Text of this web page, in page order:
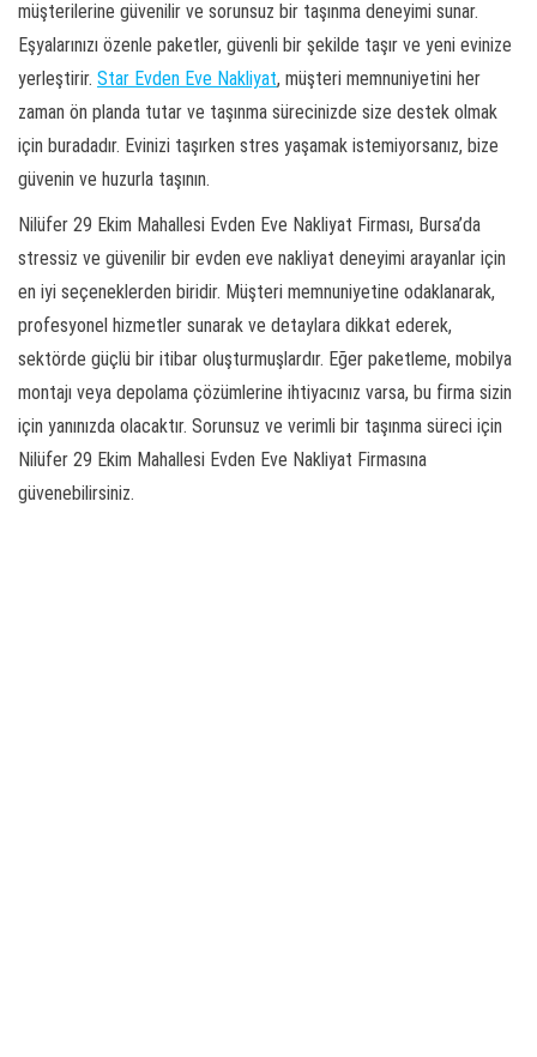
müşterilerine güvenilir ve sorunsuz bir taşınma deneyimi sunar.
Eşyalarınızı özenle paketler, güvenli bir şekilde taşır ve yeni evinize
yerleştirir. Star Evden Eve Nakliyat, müşteri memnuniyetini her
zaman ön planda tutar ve taşınma sürecinizde size destek olmak
için buradadır. Evinizi taşırken stres yaşamak istemiyorsanız, bize
güvenin ve huzurla taşının.
Nilüfer 29 Ekim Mahallesi Evden Eve Nakliyat Firması, Bursa’da
stressiz ve güvenilir bir evden eve nakliyat deneyimi arayanlar için
en iyi seçeneklerden biridir. Müşteri memnuniyetine odaklanarak,
profesyonel hizmetler sunarak ve detaylara dikkat ederek,
sektörde güçlü bir itibar oluşturmuşlardır. Eğer paketleme, mobilya
montajı veya depolama çözümlerine ihtiyacınız varsa, bu firma sizin
için yanınızda olacaktır. Sorunsuz ve verimli bir taşınma süreci için
Nilüfer 29 Ekim Mahallesi Evden Eve Nakliyat Firmasına
güvenebilirsiniz.